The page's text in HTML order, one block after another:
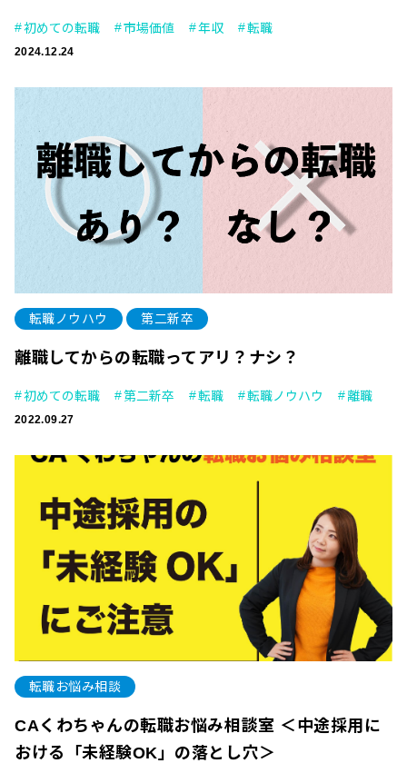
初めての転職 市場価値 年収 転職
2024.12.24
転職ノウハウ 第二新卒
離職してからの転職ってアリ？ナシ？
初めての転職 第二新卒 転職 転職ノウハウ 離職
2022.09.27
転職お悩み相談
CAくわちゃんの転職お悩み相談室 ＜中途採用に
おける「未経験OK」の落とし穴＞